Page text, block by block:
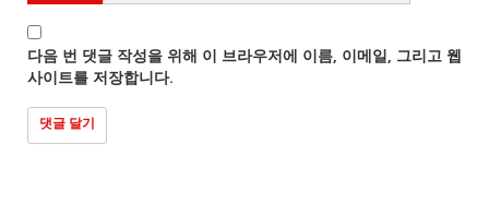
다음 번 댓글 작성을 위해 이 브라우저에 이름, 이메일, 그리고 웹
사이트를 저장합니다.